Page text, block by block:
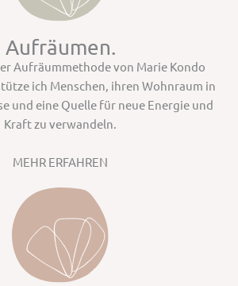
Aufräumen.
Aufräummethode von Marie Kondo
ich Menschen, ihren Wohnraum in
und eine Quelle für neue Energie und
Kraft zu verwandeln.
MEHR ERFAHREN